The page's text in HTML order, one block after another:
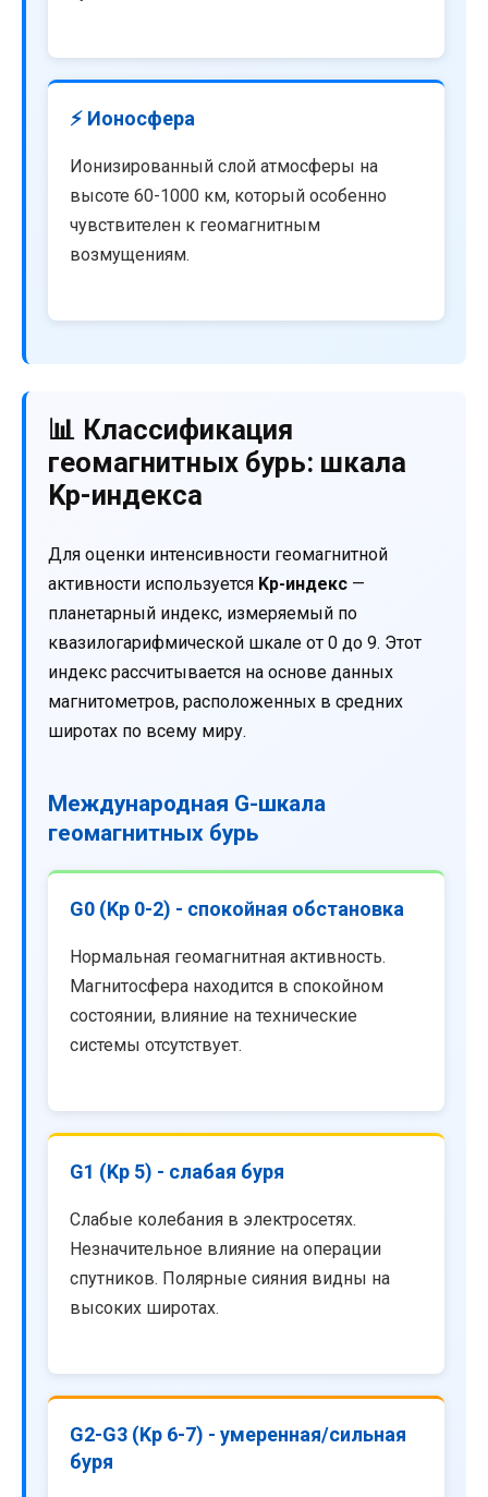
⚡ Ионосфера
Ионизированный слой атмосферы на
высоте 60-1000 км, который особенно
чувствителен к геомагнитным
возмущениям.
📊 Классификация
геомагнитных бурь: шкала
Kp-индекса
Для оценки интенсивности геомагнитной
активности используется Kp-индекс —
планетарный индекс, измеряемый по
квазилогарифмической шкале от 0 до 9. Этот
индекс рассчитывается на основе данных
магнитометров, расположенных в средних
широтах по всему миру.
Международная G-шкала
геомагнитных бурь
G0 (Kp 0-2) - спокойная обстановка
Нормальная геомагнитная активность.
Магнитосфера находится в спокойном
состоянии, влияние на технические
системы отсутствует.
G1 (Kp 5) - слабая буря
Слабые колебания в электросетях.
Незначительное влияние на операции
спутников. Полярные сияния видны на
высоких широтах.
G2-G3 (Kp 6-7) - умеренная/сильная
буря